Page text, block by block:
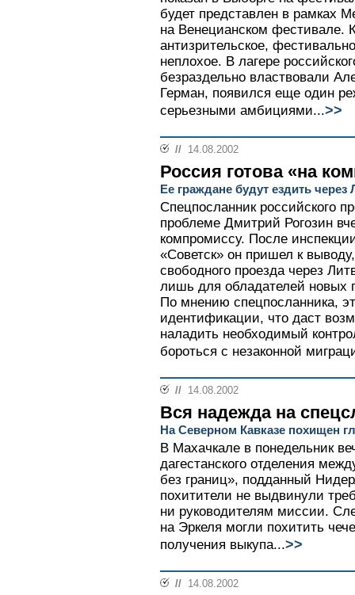
будет представлен в рамках
на Венецианском фестивале.
антизрительское,
неплохое. В лагере
безраздельно властвовали
Герман, появился еще один
серьезными амбициями...>>
// 14.08.2002
Россия готова «на
Ее граждане будут ездить
Спецпосланник российского
проблеме Дмитрий Рогозин
компромиссу. После
«Советск» он пришел к
свободного проезда через
лишь для обладателей новых
По мнению спецпосланника,
идентификации, что даст
наладить необходимый
бороться с незаконной
// 14.08.2002
Вся надежда на
На Северном Кавказе похищен
В Махачкале в понедельник
дагестанского отделения
без границ», подданный
похитители не выдвинули
ни руководителям миссии.
на Эркеля могли похитить
получения выкупа...>>
// 14.08.2002